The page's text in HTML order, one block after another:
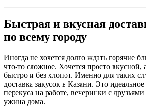
Быстрая и вкусная
по всему городу
Иногда не хочется долго ждать горячие
что-то сложное. Хочется просто
быстро и без хлопот. Именно для таких
доставка закусок в Казани. Это
перекуса на работе, вечеринки с
ужина дома.